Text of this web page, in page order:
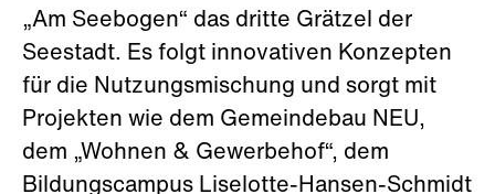
„Am Seebogen“ das dritte Grätzel der
Seestadt. Es folgt innovativen Konzepten
für die Nutzungsmischung und sorgt mit
Projekten wie dem Gemeindebau NEU,
dem „Wohnen & Gewerbehof“, dem
Bildungscampus Liselotte-Hansen-Schmidt